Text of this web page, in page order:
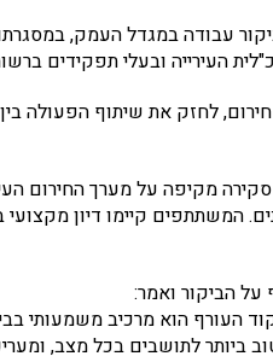
עבודה במגדל העמק,
העירייה ובעלי תפקידים
לחזק את שיתוף הפעולה
מקיפה על מערך החירום
המשתתפים קיימו דיון
הביקור ואמר:
העורף הוא מרכיב משמעותי
ביותר לתושבים בכל מצב,